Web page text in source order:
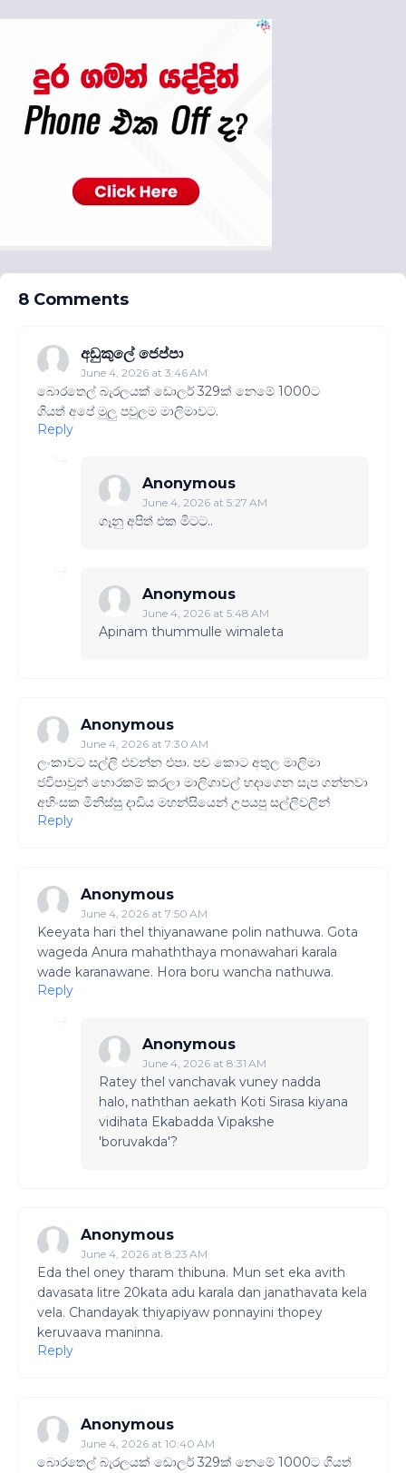
8 Comments
අඩුකුලේ ජෙප්පා
June 4, 2026 at 3:46 AM
බොරතෙල් බැරලයක් ඩොලර් 329ක් නෙමේ 1000ට
ගියත් අපේ මුලු පවුලම මාලිමාවට.
Reply
Anonymous
June 4, 2026 at 5:27 AM
ගෑනු අපිත් එක මිටට..
Anonymous
June 4, 2026 at 5:48 AM
Apinam thummulle wimaleta
Anonymous
June 4, 2026 at 7:30 AM
ලංකාවට සල්ලි එවන්න එපා. පච කොට අතුල මාලිමා
ජවිපාවුන් හොරකම් කරලා මාලිගාවල් හදාගෙන සැප ගන්නවා
අහිංසක මිනිස්සු දාඩිය මහන්සියෙන් උපයපු සල්ලිවලින්
Reply
Anonymous
June 4, 2026 at 7:50 AM
Keeyata hari thel thiyanawane polin nathuwa. Gota
wageda Anura mahaththaya monawahari karala
wade karanawane. Hora boru wancha nathuwa.
Reply
Anonymous
June 4, 2026 at 8:31 AM
Ratey thel vanchavak vuney nadda
halo, naththan aekath Koti Sirasa kiyana
vidihata Ekabadda Vipakshe
'boruvakda'?
Anonymous
June 4, 2026 at 8:23 AM
Eda thel oney tharam thibuna. Mun set eka avith
davasata litre 20kata adu karala dan janathavata kela
vela. Chandayak thiyapiyaw ponnayini thopey
keruvaava maninna.
Reply
Anonymous
June 4, 2026 at 10:40 AM
බොරතෙල් බැරලයක් ඩොලර් 329ක් නෙමේ 1000ට ගියත්